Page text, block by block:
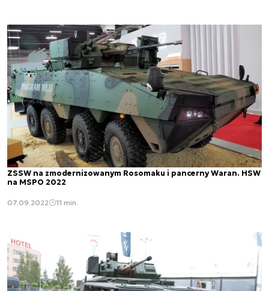
ZSSW na zmodernizowanym Rosomaku i pancerny Waran. HSW
na MSPO 2022
07.09.2022 11 min.